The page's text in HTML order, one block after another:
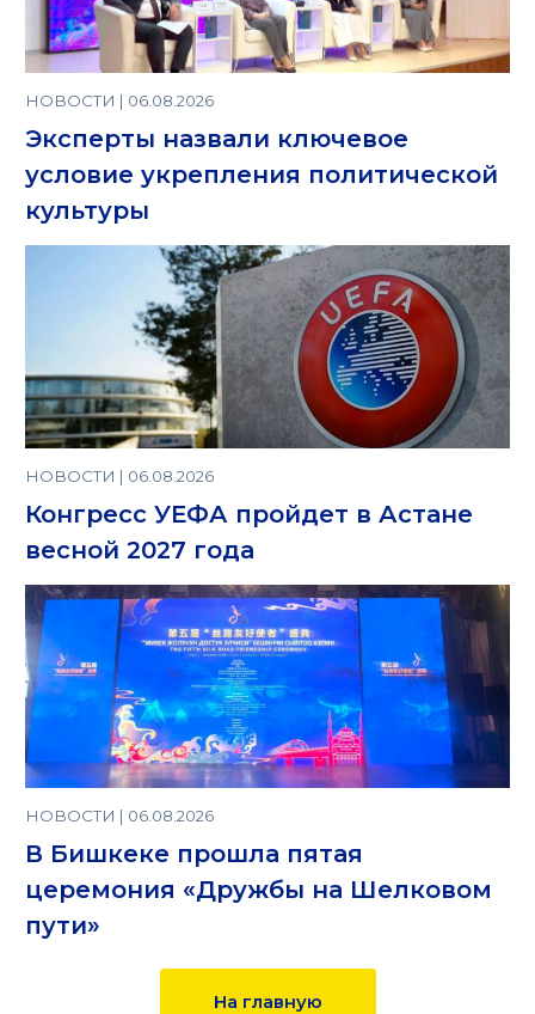
НОВОСТИ | 06.08.2026
Эксперты назвали ключевое
условие укрепления политической
культуры
НОВОСТИ | 06.08.2026
Конгресс УЕФА пройдет в Астане
весной 2027 года
НОВОСТИ | 06.08.2026
В Бишкеке прошла пятая
церемония «Дружбы на Шелковом
пути»
На главную